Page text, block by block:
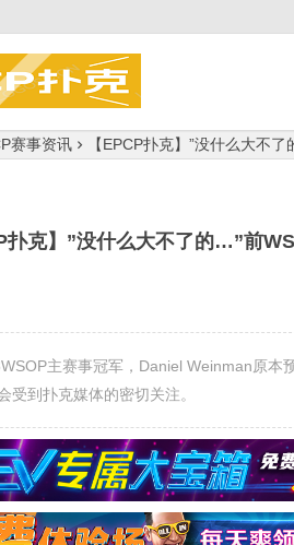
赛事资讯 【EPCP扑克】”没什么大不
扑克】”没什么大不了的…”前
主赛事冠军，Daniel Weinman原本
受到扑克媒体的密切关注。